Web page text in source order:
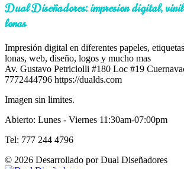
Dual Diseñadores: impresion digital,
lonas
Impresión digital en diferentes papeles,
lonas, web, diseño, logos y mucho mas
Av. Gustavo Petriciolli #180 Loc #19
7772444796 https://dualds.com
Imagen sin limites.
Abierto: Lunes - Viernes 11:30am-07:00pm
Tel: 777 244 4796
© 2026 Desarrollado por Dual Diseñadores